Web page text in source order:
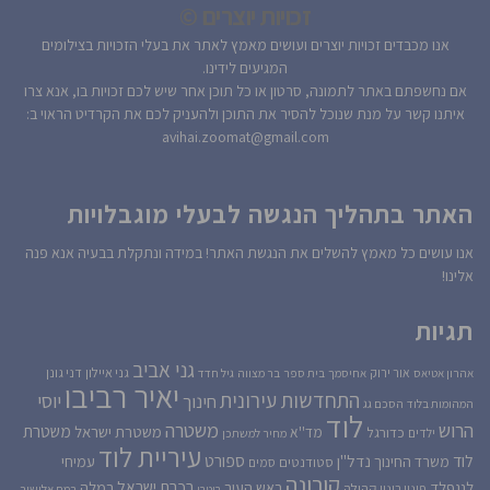
אנו מכבדים זכויות יוצרים ועושים מאמץ לאתר את בעלי הזכויות בצילומים
המגיעים לידינו.
אם נחשפתם באתר לתמונה, סרטון או כל תוכן אחר שיש לכם זכויות בו, אנא צרו
איתנו קשר על מנת שנוכל להסיר את התוכן ולהעניק לכם את הקרדיט הראוי ב:
avihai.zoomat@gmail.com
האתר בתהליך הנגשה לבעלי מוגבלויות
אנו עושים כל מאמץ להשלים את הנגשת האתר! במידה ונתקלת בבעיה אנא פנה
אלינו!
תגיות
אהרון אטיאס אור ירוק אחיסמך בית ספר בר מצווה גיל חדד גני אביב גני איילון דני גונן
המהומות בלוד הסכם גג התחדשות עירוניתחינוך יאיר רביבו יוסי
הרוש ילדים כדורגל לוד מד''א מחיר למשתכן משטרה משטרת ישראל משטרת
לוד משרד החינוך נדל''ן סטודנטים סמים ספורט עיריית לוד עמיחי